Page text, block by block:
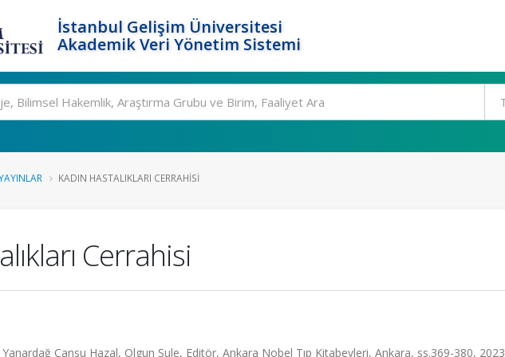
İstanbul Gelişim Üniversitesi
Akademik Veri Yönetim Sistemi
KADIN HASTALIKLARI CERRAHISI
Cerrahisi
Cansu Hazal, Olgun Şule, Editör, Ankara Nobel Tıp Kitabevleri, Ankara, ss.369-380, 2023